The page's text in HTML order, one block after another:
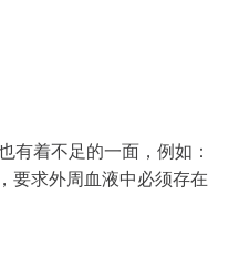
有着不足的一面，例如：
要求外周血液中必须存在